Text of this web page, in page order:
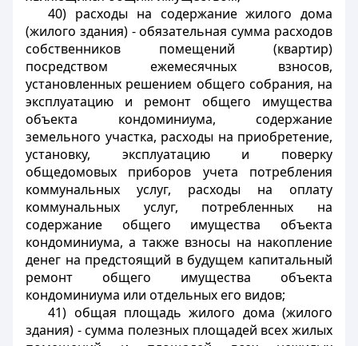
40) расходы на содержание жилого дома
(жилого здания) - обязательная сумма расходов
собственников помещений (квартир)
посредством ежемесячных взносов,
установленных решением общего собрания, на
эксплуатацию и ремонт общего имущества
объекта кондоминиума, содержание
земельного участка, расходы на приобретение,
установку, эксплуатацию и поверку
общедомовых приборов учета потребления
коммунальных услуг, расходы на оплату
коммунальных услуг, потребленных на
содержание общего имущества объекта
кондоминиума, а также взносы на накопление
денег на предстоящий в будущем капитальный
ремонт общего имущества объекта
кондоминиума или отдельных его видов;
41) общая площадь жилого дома (жилого
здания) - сумма полезных площадей всех жилых